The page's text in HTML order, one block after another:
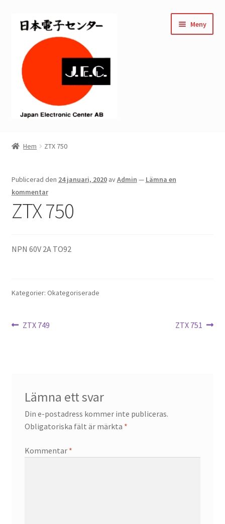
Hoppa
till
navigering
Hoppa
till
innehåll
Meny
Mitt konto
Varukorg
Hem ZTX 750
Publicerad den 24 januari, 2020 avAdmin — Lämna en
kommentar
ZTX 750
NPN 60V 2A TO92
Kategorier: Okategoriserade
Inläggsnavigering
Föregående
ZTX 749
Nästa
ZTX 751
Lämna ett svar
Din e-postadress kommer inte publiceras.
Obligatoriska fält är märkta *
Kommentar *